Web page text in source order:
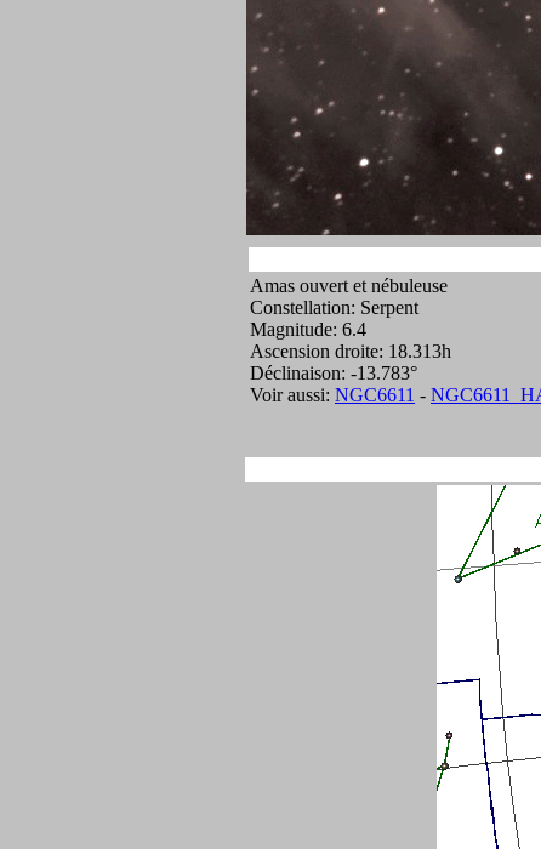
Amas ouvert et nébuleuse
Constellation: Serpent
Magnitude: 6.4
Ascension droite: 18.313h
Déclinaison: -13.783°
Voir aussi: NGC6611 -